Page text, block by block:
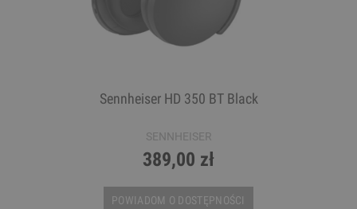
Sennheiser HD 350 BT Black
SENNHEISER
389,00 zł
POWIADOM O DOSTĘPNOŚCI